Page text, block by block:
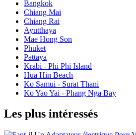
Bangkok
Chiang Mai
Chiang Rai
Ayutthaya
Mae Hong Son
Phuket
Pattaya
Krabi - Phi Phi Island
Hua Hin Beach
Ko Samui - Surat Thani
Ko Yao Yai - Phang Nga Bay
Les plus intéressés